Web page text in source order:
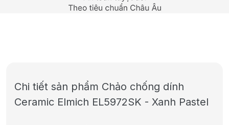
Chi tiết sản phẩm Chảo chống dính
Ceramic Elmich EL5972SK - Xanh Pastel